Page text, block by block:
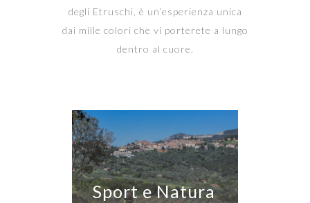
degli Etruschi, è un’esperienza unica
dai mille colori che vi porterete a lungo
dentro al cuore.
Sport e Natura